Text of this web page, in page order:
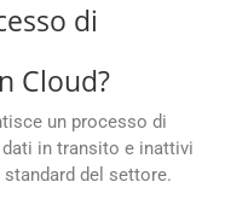
di
Cloud?
un processo di
in transito e inattivi
del settore.